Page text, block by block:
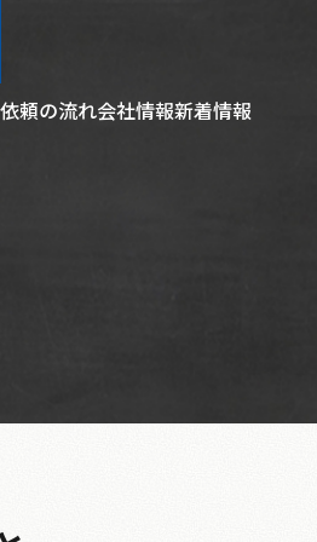
頼の流れ会社情報新着情報